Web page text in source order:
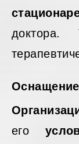
доктора.
его